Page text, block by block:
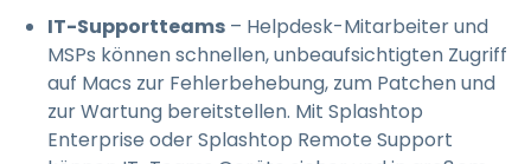
IT-Supportteams – Helpdesk-Mitarbeiter und
MSPs können schnellen, unbeaufsichtigten Zugriff
auf Macs zur Fehlerbehebung, zum Patchen und
zur Wartung bereitstellen. Mit Splashtop
Enterprise oder Splashtop Remote Support